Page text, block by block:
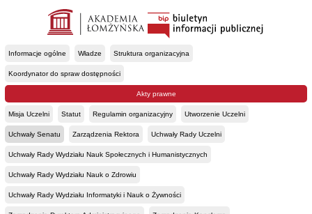
Informacje ogólne Władze Struktura organizacyjna
Koordynator do spraw dostępności
Akty prawne
Misja Uczelni Statut Regulamin organizacyjny Utworzenie Uczelni
Uchwały Senatu Zarządzenia Rektora Uchwały Rady Uczelni
Uchwały Rady Wydziału Nauk Społecznych i Humanistycznych
Uchwały Rady Wydziału Nauk o Zdrowiu
Uchwały Rady Wydziału Informatyki i Nauk o Żywności